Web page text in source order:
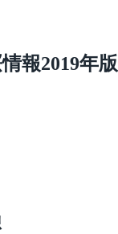
報2019年版